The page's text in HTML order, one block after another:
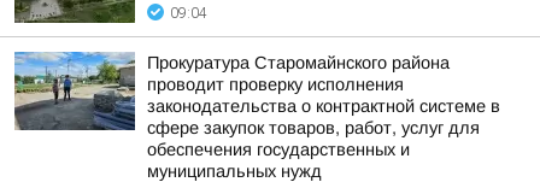
09:04
Прокуратура Старомайнского района
проводит проверку исполнения
законодательства о контрактной системе в
сфере закупок товаров, работ, услуг для
обеспечения государственных и
муниципальных нужд